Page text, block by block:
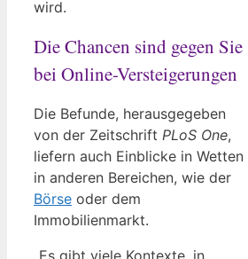
wird.
Die Chancen sind gegen Sie
bei Online-Versteigerungen
Die Befunde, herausgegeben
von der Zeitschrift PLoS One,
liefern auch Einblicke in Wetten
in anderen Bereichen, wie der
Börse oder dem
Immobilienmarkt.